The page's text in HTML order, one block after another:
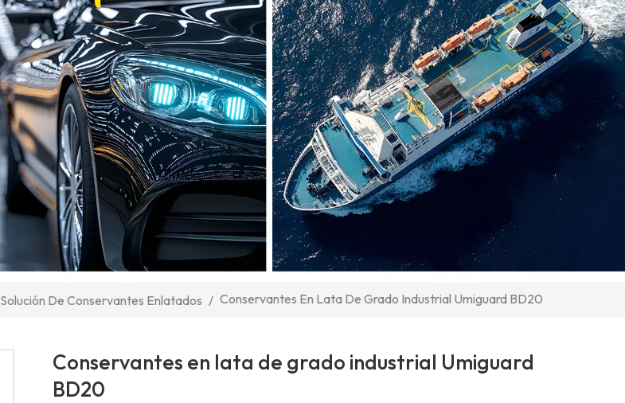
Solución De Conservantes Enlatados / Conservantes En Lata De Grado Industrial Umiguard BD20
Conservantes en lata de grado industrial Umiguard
BD20